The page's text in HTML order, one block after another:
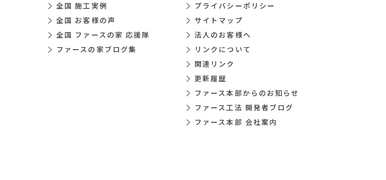
全国 施工実例
全国 お客様の声
全国 ファースの家 応援隊
ファースの家ブログ集
プライバシーポリシー
サイトマップ
法人のお客様へ
リンクについて
関連リンク
更新履歴
ファース本部からのお知らせ
ファース工法 開発者ブログ
ファース本部 会社案内